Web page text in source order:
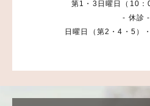
第1・3日曜日（10：
- 休診 -
日曜日（第2・4・5）